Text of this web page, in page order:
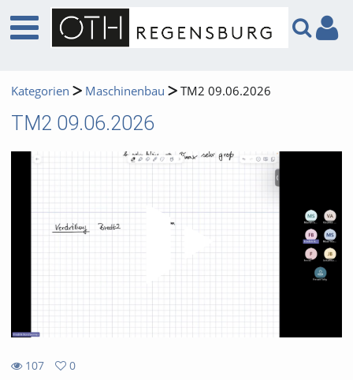
Kategorien Maschinenbau TM2 09.06.2026
TM2 09.06.2026
107
0